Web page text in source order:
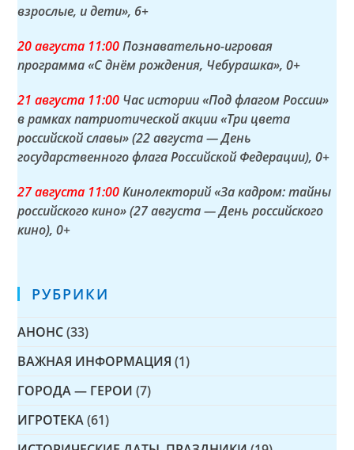
взрослые, и дети», 6+
20 августа 11:00Познавательно-игровая
программа «С днём рождения, Чебурашка», 0+
21 августа 11:00 Час истории «Под флагом России»
в рамках патриотической акции «Три цвета
российской славы» (22 августа — День
государственного флага Российской Федерации), 0+
27 августа 11:00Кинолекторий «За кадром: тайны
российского кино» (27 августа — День российского
кино), 0+
РУБРИКИ
АНОНС (33)
ВАЖНАЯ ИНФОРМАЦИЯ (1)
ГОРОДА — ГЕРОИ (7)
ИГРОТЕКА (61)